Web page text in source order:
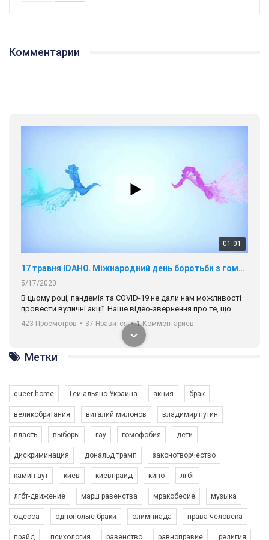
Комментарии
01:01
17 травня IDAHO. Міжнародний день боротьби з гомофобією трансфобією і біфобія.
5/17/2020
В цьому році, пандемія та COVІD-19 не дали нам можливості
провести вуличні акції. Наше відео-звернення про те, що
навіть коли ми у різних містах та не можемо зустрінеться, ми
разом. Ми закликаємо всіх хто поділяє цінності рівності та
солідарності, приєднатися до нас. Регіональні підрозділи
ГАУ є в 16 областях України.
Разом наш голос лунає гучніше!
423 Просмотров • 37 Нравится • 1 Комментариев
Зупинимо насильство проти ЛГБТ в Україні! Stop violence against LGBT in Ukraine!
6/30/2017
Емоційний та вражаючий промо-ролік на конкурс PACT, який
Метки
queer home Гей-альянс Украина акция брак
великобритания виталий милонов владимир путин
власть выборы гау гомофобия дети
дискриминация дональд трамп законотворчество
камин-аут киев киевпрайд кино лгбт
лгбт-движение марш равенства мракобесие музыка
одесса однополые браки олимпиада права человека
прайд психология равенство равноправие религия